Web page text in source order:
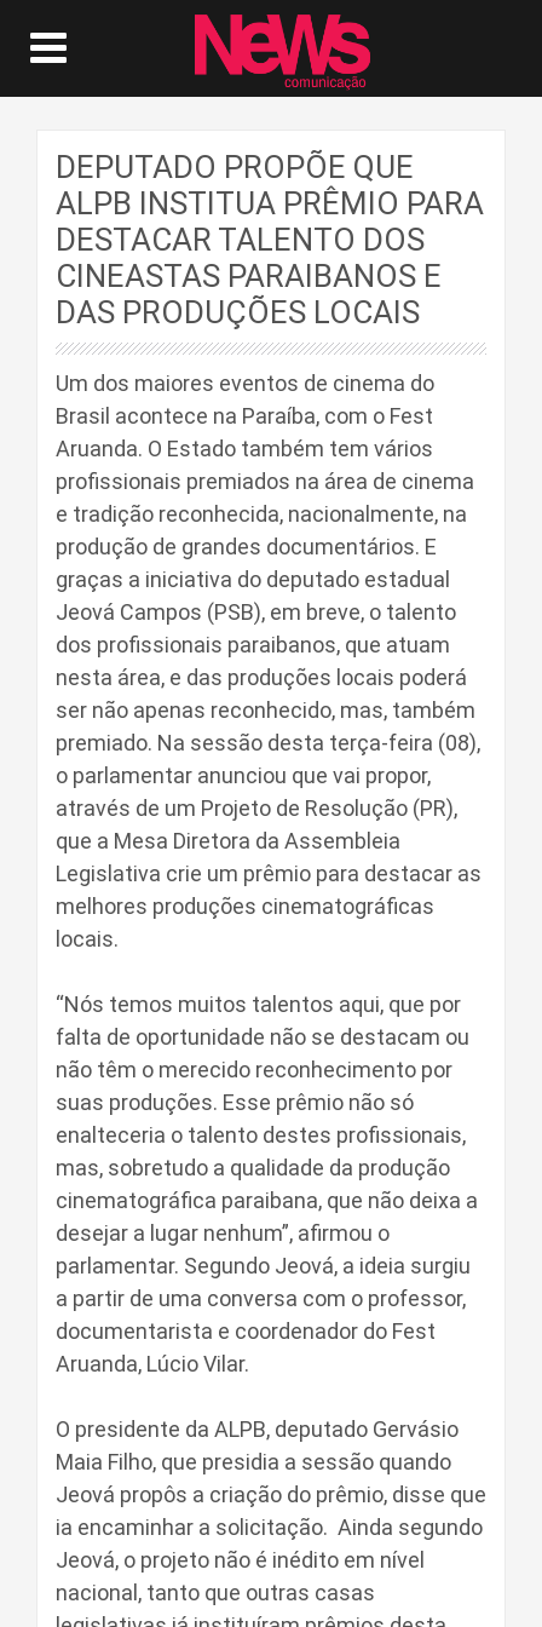
DEPUTADO PROPÕE QUE
ALPB INSTITUA PRÊMIO PARA
DESTACAR TALENTO DOS
CINEASTAS PARAIBANOS E
DAS PRODUÇÕES LOCAIS
Um dos maiores eventos de cinema do
Brasil acontece na Paraíba, com o Fest
Aruanda. O Estado também tem vários
profissionais premiados na área de cinema
e tradição reconhecida, nacionalmente, na
produção de grandes documentários. E
graças a iniciativa do deputado estadual
Jeová Campos (PSB), em breve, o talento
dos profissionais paraibanos, que atuam
nesta área, e das produções locais poderá
ser não apenas reconhecido, mas, também
premiado. Na sessão desta terça-feira (08),
o parlamentar anunciou que vai propor,
através de um Projeto de Resolução (PR),
que a Mesa Diretora da Assembleia
Legislativa crie um prêmio para destacar as
melhores produções cinematográficas
locais.
“Nós temos muitos talentos aqui, que por
falta de oportunidade não se destacam ou
não têm o merecido reconhecimento por
suas produções. Esse prêmio não só
enalteceria o talento destes profissionais,
mas, sobretudo a qualidade da produção
cinematográfica paraibana, que não deixa a
desejar a lugar nenhum”, afirmou o
parlamentar. Segundo Jeová, a ideia surgiu
a partir de uma conversa com o professor,
documentarista e coordenador do Fest
Aruanda, Lúcio Vilar.
O presidente da ALPB, deputado Gervásio
Maia Filho, que presidia a sessão quando
Jeová propôs a criação do prêmio, disse que
ia encaminhar a solicitação. Ainda segundo
Jeová, o projeto não é inédito em nível
nacional, tanto que outras casas